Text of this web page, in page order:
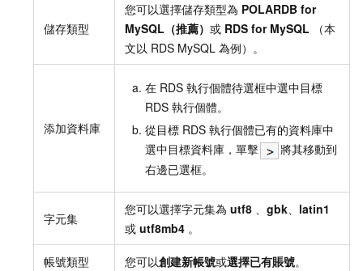
儲存類型
您可以選擇儲存類型為 POLARDB for
MySQL（推薦） 或 RDS for MySQL （本
文以 RDS MySQL 為例）。
添加資料庫
在 RDS 執行個體待選框中選中目標
RDS 執行個體。
從目標 RDS 執行個體已有的資料庫中
選中目標資料庫，單擊
將其移動到
右邊已選框。
字元集
您可以選擇字元集為 utf8 、 gbk、 latin1
或 utf8mb4 。
帳號類型 您可以創建新帳號或選擇已有賬號。